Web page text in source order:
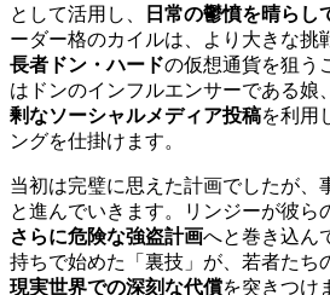
として活用し、
日常の鬱憤を晴らし
ーダー格のカイルは、より大きな挑
長者ドン・ハードの仮想通貨を狙う
はドンのインフルエンサーである娘
剰なソーシャルメディア投稿を利用
ングを仕掛けます。
当初は完璧に思えた計画でしたが、
と進んでいきます。リンジーが彼ら
さらに危険な強盗計画へと巻き込ん
持ちで始めた「裏技」が、若者たち
現実世界での深刻な代償を突きつけ